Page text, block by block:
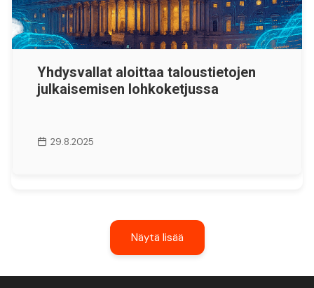
Yhdysvallat aloittaa taloustietojen
julkaisemisen lohkoketjussa
29.8.2025
Näytä lisää